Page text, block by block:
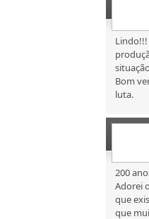
Lindo!!!
Bom
luta.
200
Adorei
que
que